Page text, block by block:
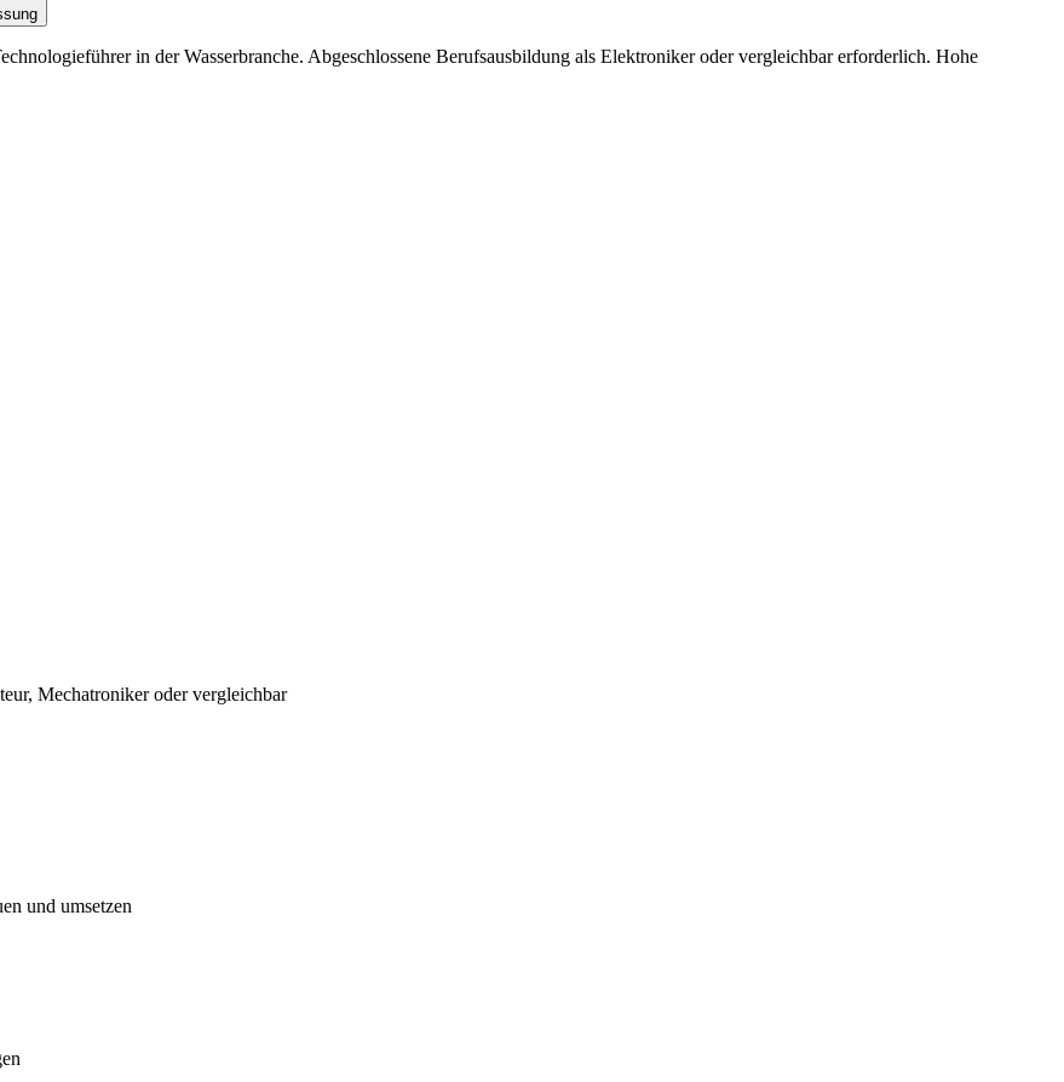
in der Wasserbranche. Abgeschlossene Berufsausbildung als Elektroniker oder vergleichbar erforderlich. Hohe
Mechatroniker oder vergleichbar
und umsetzen